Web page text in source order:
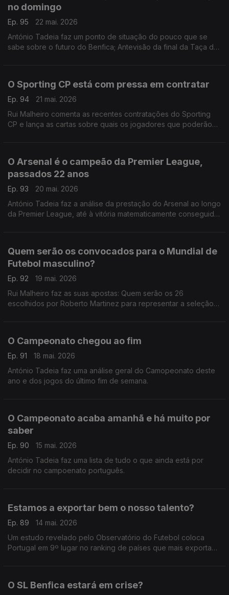
no domingo
Ep. 95
22 mai. 2026
António Tadeia faz um ponto de situação do pouco que se
sabe sobre o futuro do Benfica; Antevisão da final da Taça de
O Sporting CP está com pressa em contratar
Ep. 94
21 mai. 2026
Rui Malheiro comenta as recentes contratações do Sporting
CP e lança as cartas sobre quais os jogadores que poderão
O Arsenal é o campeão da Premier League,
passados 22 anos
Ep. 93
20 mai. 2026
António Tadeia faz a análise da prestação do Arsenal ao longo
da Premier League, até à vitória matematicamente conseguida
Quem serão os convocados para o Mundial de
Futebol masculino?
Ep. 92
19 mai. 2026
Rui Malheiro faz as suas apostas: Quem serão os 26
escolhidos por Roberto Martinez para representar a seleção
O Campeonato chegou ao fim
Ep. 91
18 mai. 2026
António Tadeia faz uma análise geral do Camopeonato deste
ano e dos jogos do último fim de semana.
O Campeonato acaba amanhã e há muito por
saber
Ep. 90
15 mai. 2026
António Tadeia faz uma lista de tudo o que ainda está por
decidir no campoenato português.
Estamos a exportar bem o nosso talento?
Ep. 89
14 mai. 2026
Um estudo revelado pelo Observatório do Futebol coloca
Portugal em 9º lugar no ranking de países que mais exportam
O SL Benfica estará em crise?